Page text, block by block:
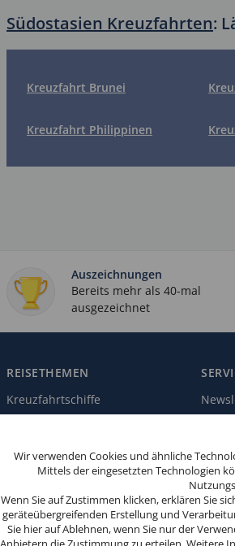
Südostasien Kreuzfahrten:
Kreuzfahrt Brunei
Kreuzfahrt Philippinen
Auszeichnungen
Bereits mehr als 40-mal
ausgezeichnet
REISETHEMEN
Kreuzfahrtschiffe
Jahreszeiten & Feiertage
Kreuzfahrtanregungen
Wir verwenden Cookies und ähnliche
Mittels der eingesetzten Technologien
Wenn Sie auf Zustimmen klicken, erklären Sie
geräteübergreifenden Erstellung und
Sie hier auf Ablehnen, wenn Sie nur der